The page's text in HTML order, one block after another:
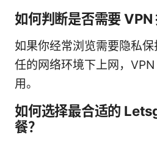
如何判断是否需要 VPN
如果你经常浏览需要隐私
任的网络环境下上网，
用。
如何选择最合适的
餐？